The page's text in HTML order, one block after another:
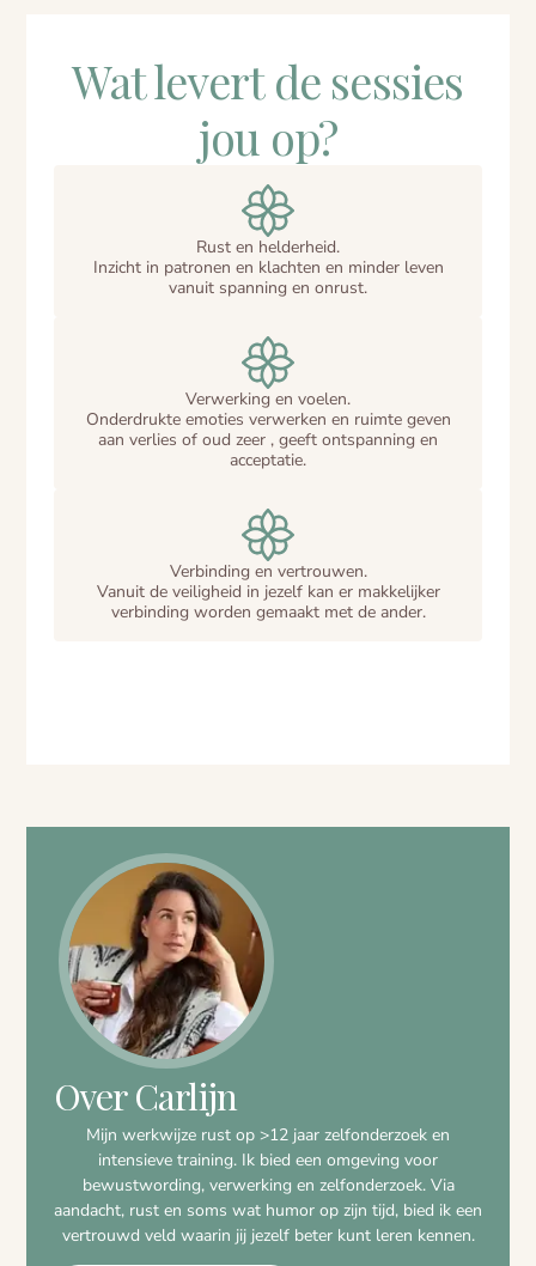
Wat levert de sessies
jou op?
Rust en helderheid.
Inzicht in patronen en klachten en minder leven
vanuit spanning en onrust.
Verwerking en voelen.
Onderdrukte emoties verwerken en ruimte geven
aan verlies of oud zeer , geeft ontspanning en
acceptatie.
Verbinding en vertrouwen.
Vanuit de veiligheid in jezelf kan er makkelijker
verbinding worden gemaakt met de ander.
Over Carlijn
Mijn werkwijze rust op >12 jaar zelfonderzoek en
intensieve training. Ik bied een omgeving voor
bewustwording, verwerking en zelfonderzoek. Via
aandacht, rust en soms wat humor op zijn tijd, bied ik een
vertrouwd veld waarin jij jezelf beter kunt leren kennen.